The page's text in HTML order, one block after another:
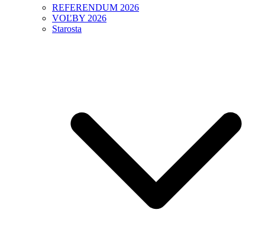
REFERENDUM 2026
VOĽBY 2026
Starosta